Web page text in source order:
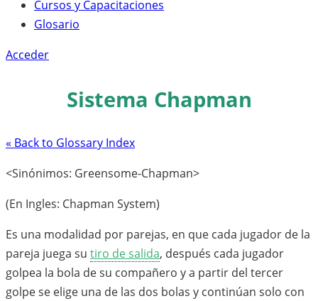
Cursos y Capacitaciones
Glosario
Acceder
Sistema Chapman
« Back to Glossary Index
<Sinónimos: Greensome-Chapman>
(En Ingles: Chapman System)
Es una modalidad por parejas, en que cada jugador de la
pareja juega su tiro de salida, después cada jugador
golpea la bola de su compañero y a partir del tercer
golpe se elige una de las dos bolas y continúan solo con